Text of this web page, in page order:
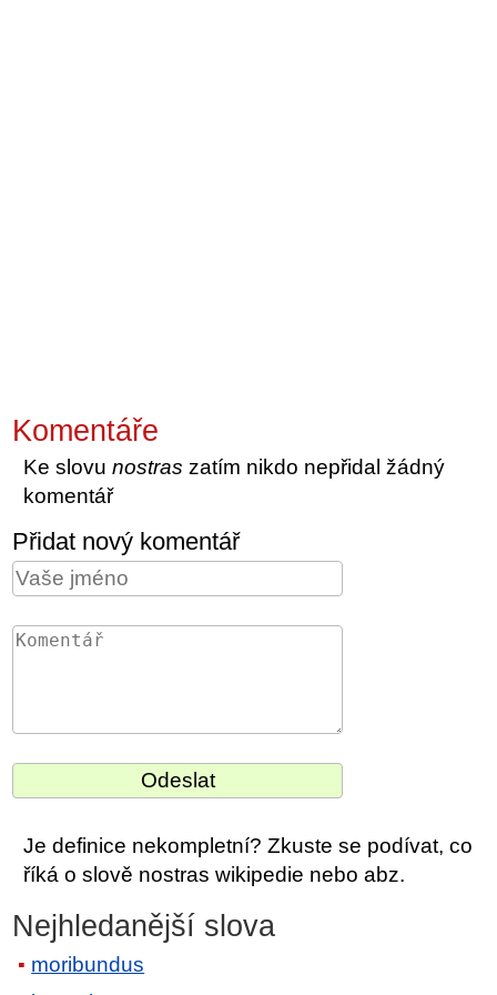
Komentáře
Ke slovunostras zatím nikdo nepřidal žádný
komentář
Přidat nový komentář
Je definice nekompletní? Zkuste se podívat, co
říká o slově nostras wikipedie nebo abz.
Nejhledanější slova
moribundus